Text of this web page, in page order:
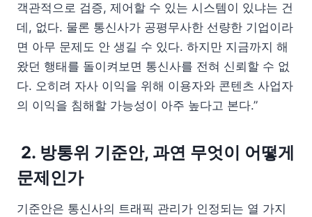
객관적으로 검증, 제어할 수 있는 시스템이 있냐는 건
데, 없다. 물론 통신사가 공평무사한 선량한 기업이라
면 아무 문제도 안 생길 수 있다. 하지만 지금까지 해
왔던 행태를 돌이켜보면 통신사를 전혀 신뢰할 수 없
다. 오히려 자사 이익을 위해 이용자와 콘텐츠 사업자
의 이익을 침해할 가능성이 아주 높다고 본다.”
2. 방통위 기준안, 과연 무엇이 어떻게
문제인가
기준안은 통신사의 트래픽 관리가 인정되는 열 가지